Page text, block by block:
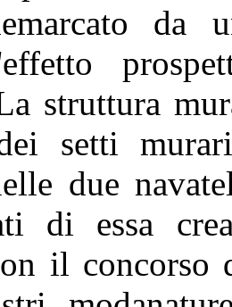
struttura
setti
due
di essa
il concorso